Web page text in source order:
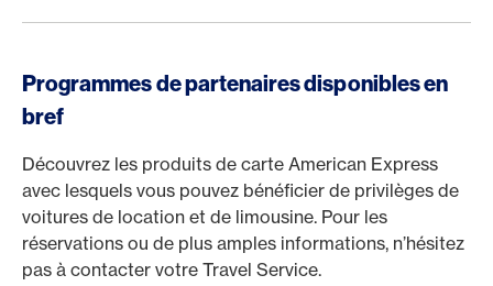
Programmes de partenaires disponibles en
bref
Découvrez les produits de carte American Express
avec lesquels vous pouvez bénéficier de privilèges de
voitures de location et de limousine. Pour les
réservations ou de plus amples informations, n’hésitez
pas à contacter votre Travel Service.